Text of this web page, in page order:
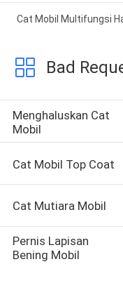
Cat Mobil Multifungsi
Bad
Menghaluskan Cat
Mobil
Cat Mobil Top Coat
Cat Mutiara Mobil
Pernis Lapisan
Bening Mobil